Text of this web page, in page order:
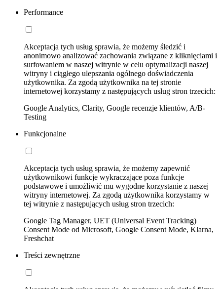
Performance
Akceptacja tych usług sprawia, że możemy śledzić i
anonimowo analizować zachowania związane z kliknięciami i
surfowaniem w naszej witrynie w celu optymalizacji naszej
witryny i ciągłego ulepszania ogólnego doświadczenia
użytkownika. Za zgodą użytkownika na tej stronie
internetowej korzystamy z następujących usług stron trzecich:
Google Analytics, Clarity, Google recenzje klientów, A/B-
Testing
Funkcjonalne
Akceptacja tych usług sprawia, że możemy zapewnić
użytkownikowi funkcje wykraczające poza funkcje
podstawowe i umożliwić mu wygodne korzystanie z naszej
witryny internetowej. Za zgodą użytkownika korzystamy w
tej witrynie z następujących usług stron trzecich:
Google Tag Manager, UET (Universal Event Tracking)
Consent Mode od Microsoft, Google Consent Mode, Klarna,
Freshchat
Treści zewnętrzne